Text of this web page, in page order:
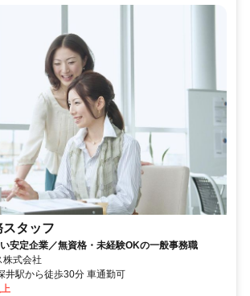
タッフ
安定企業／無資格・未経験OKの一般事務職
株式会社
井駅から徒歩30分 車通勤可